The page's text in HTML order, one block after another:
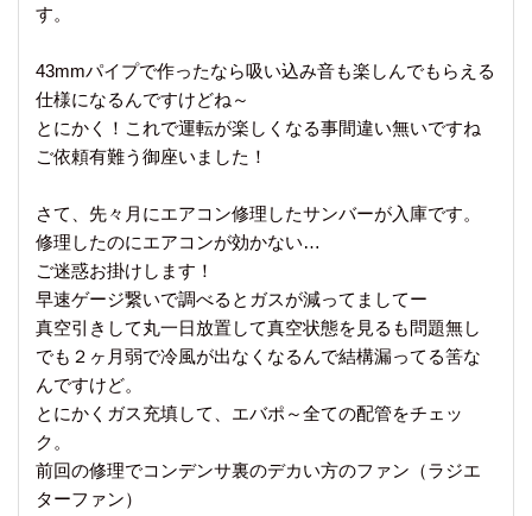
す。
43mmパイプで作ったなら吸い込み音も楽しんでもらえる
仕様になるんですけどね～
とにかく！これで運転が楽しくなる事間違い無いですね
ご依頼有難う御座いました！
さて、先々月にエアコン修理したサンバーが入庫です。
修理したのにエアコンが効かない…
ご迷惑お掛けします！
早速ゲージ繋いで調べるとガスが減ってましてー
真空引きして丸一日放置して真空状態を見るも問題無し
でも２ヶ月弱で冷風が出なくなるんで結構漏ってる筈な
んですけど。
とにかくガス充填して、エバポ～全ての配管をチェッ
ク。
前回の修理でコンデンサ裏のデカい方のファン（ラジエ
ターファン）